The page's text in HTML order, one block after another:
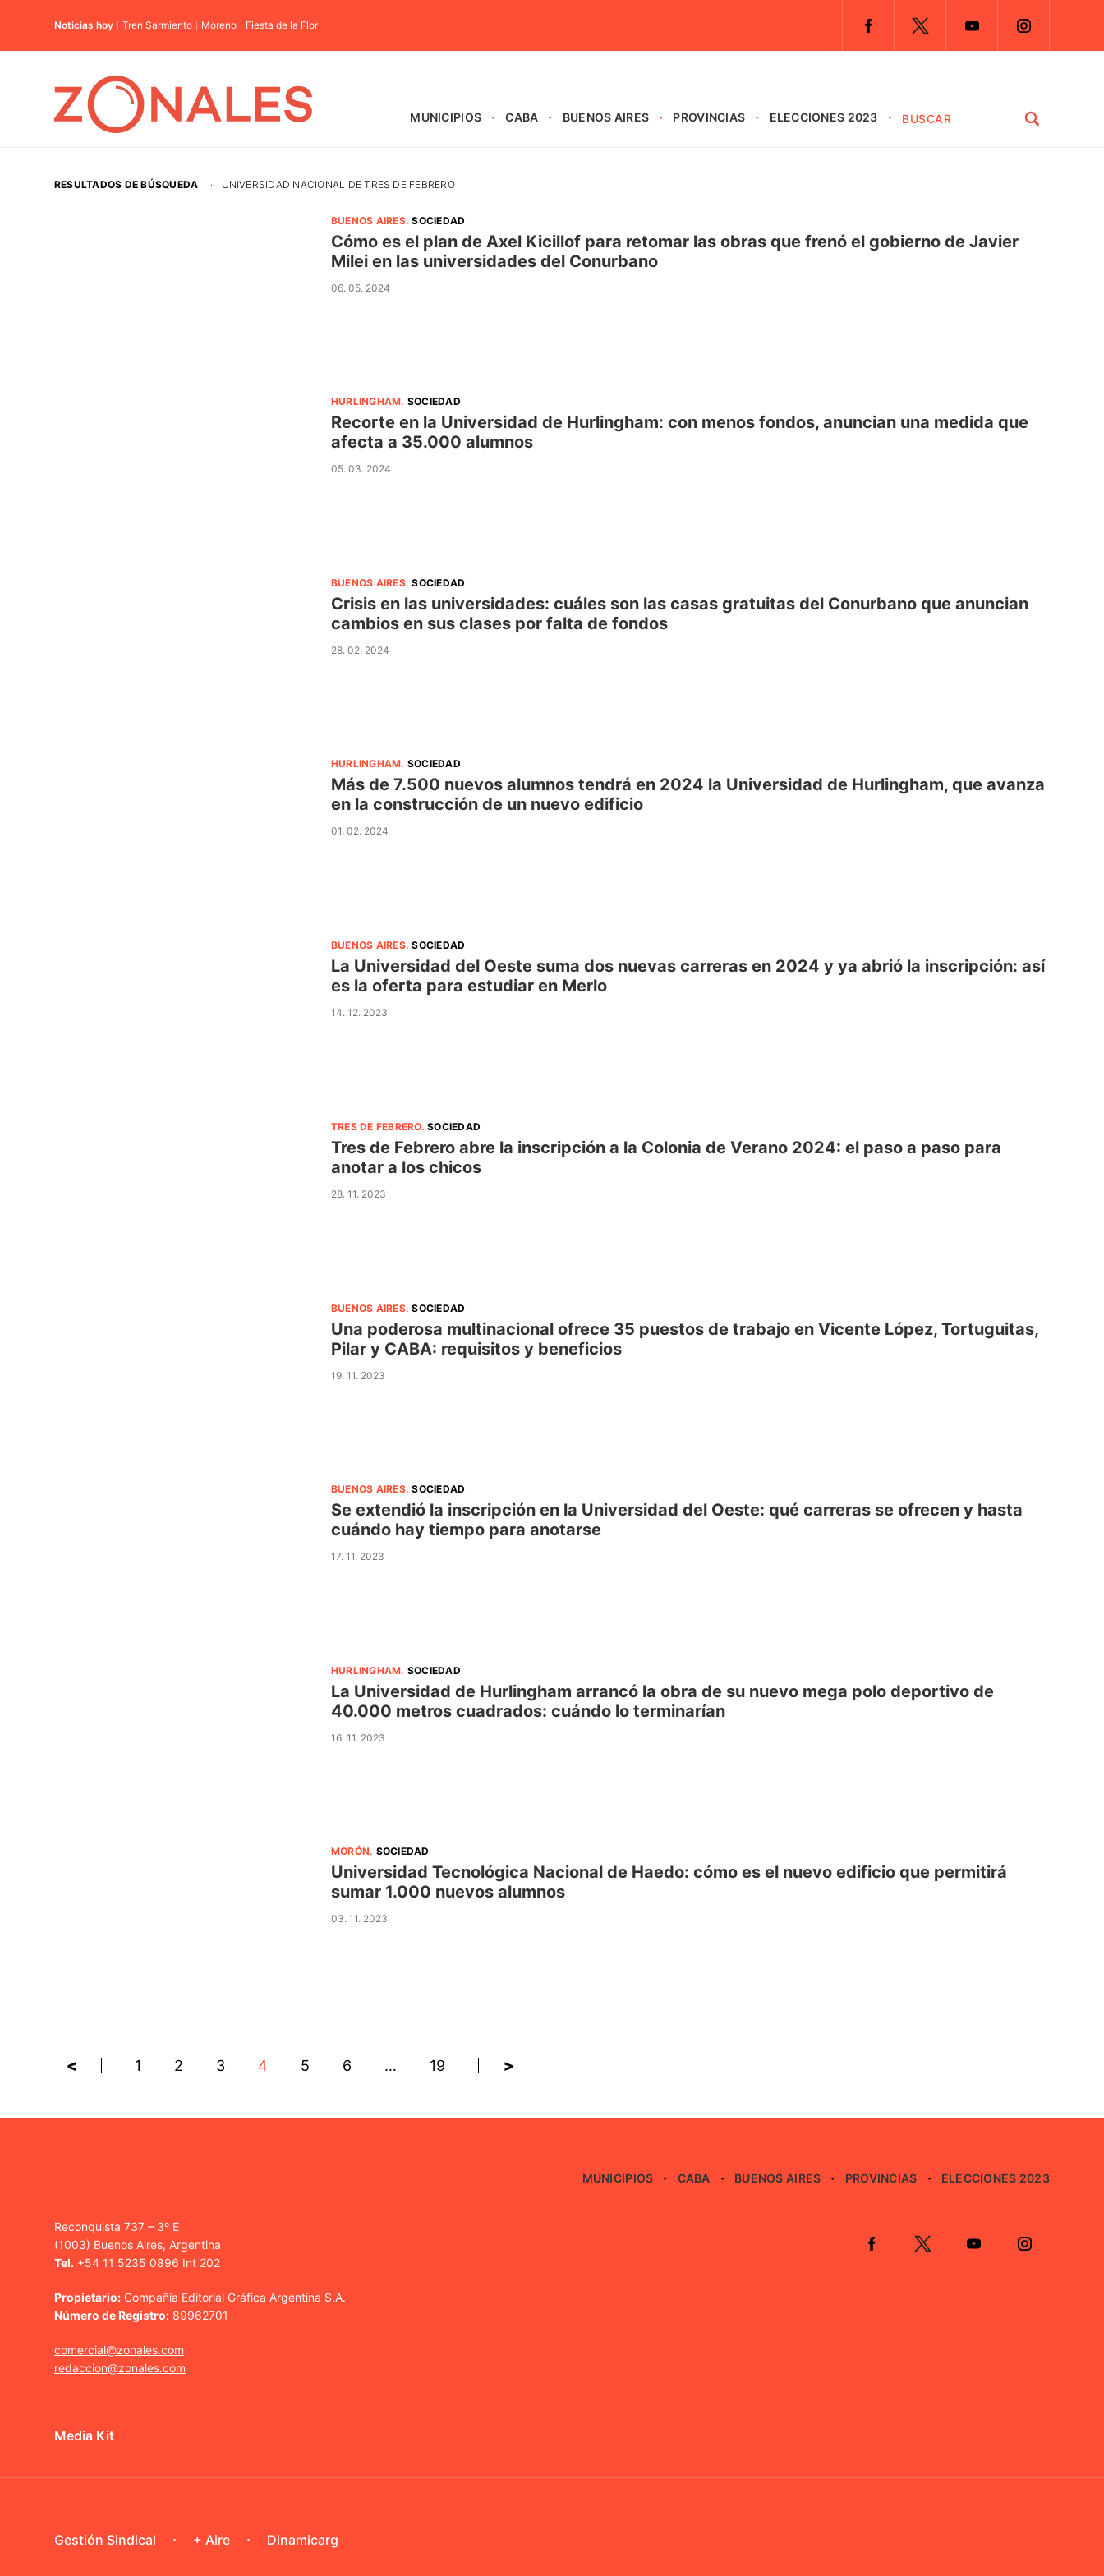
Noticias hoy Tren Sarmiento Moreno Fiesta de la Flor
MUNICIPIOS CABA BUENOS AIRES PROVINCIAS ELECCIONES 2023
RESULTADOS DE BÚSQUEDA · UNIVERSIDAD NACIONAL DE TRES DE FEBRERO
BUENOS AIRES.SOCIEDAD
Cómo es el plan de Axel Kicillof para retomar las obras que frenó el gobierno de Javier
Milei en las universidades del Conurbano
06. 05. 2024
HURLINGHAM. SOCIEDAD
Recorte en la Universidad de Hurlingham: con menos fondos, anuncian una medida que
afecta a 35.000 alumnos
05. 03. 2024
BUENOS AIRES.SOCIEDAD
Crisis en las universidades: cuáles son las casas gratuitas del Conurbano que anuncian
cambios en sus clases por falta de fondos
28. 02. 2024
HURLINGHAM. SOCIEDAD
Más de 7.500 nuevos alumnos tendrá en 2024 la Universidad de Hurlingham, que avanza
en la construcción de un nuevo edificio
01. 02. 2024
BUENOS AIRES.SOCIEDAD
La Universidad del Oeste suma dos nuevas carreras en 2024 y ya abrió la inscripción: así
es la oferta para estudiar en Merlo
14. 12. 2023
TRES DE FEBRERO.SOCIEDAD
Tres de Febrero abre la inscripción a la Colonia de Verano 2024: el paso a paso para
anotar a los chicos
28. 11. 2023
BUENOS AIRES.SOCIEDAD
Una poderosa multinacional ofrece 35 puestos de trabajo en Vicente López, Tortuguitas,
Pilar y CABA: requisitos y beneficios
19. 11. 2023
BUENOS AIRES.SOCIEDAD
Se extendió la inscripción en la Universidad del Oeste: qué carreras se ofrecen y hasta
cuándo hay tiempo para anotarse
17. 11. 2023
HURLINGHAM. SOCIEDAD
La Universidad de Hurlingham arrancó la obra de su nuevo mega polo deportivo de
40.000 metros cuadrados: cuándo lo terminarían
16. 11. 2023
MORÓN. SOCIEDAD
Universidad Tecnológica Nacional de Haedo: cómo es el nuevo edificio que permitirá
sumar 1.000 nuevos alumnos
03. 11. 2023
< 1 2 3 4 5 6 … 19 >
MUNICIPIOS CABA BUENOS AIRES PROVINCIAS ELECCIONES 2023
Reconquista 737 – 3º E
(1003) Buenos Aires, Argentina
Tel. +54 11 5235 0896 Int 202
Propietario: Compañía Editorial Gráfica Argentina S.A.
Número de Registro: 89962701
comercial@zonales.com
redaccion@zonales.com
Media Kit
Gestión Sindical + Aire Dinamicarg